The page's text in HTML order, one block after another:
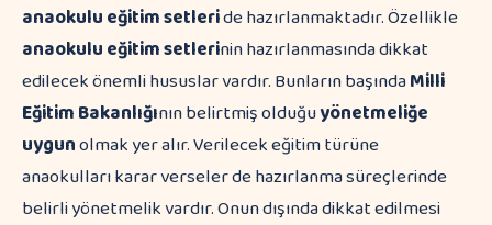
anaokulu eğitim setleride hazırlanmaktadır. Özellikle
anaokulu eğitim setlerinin hazırlanmasında dikkat
edilecek önemli hususlar vardır. Bunların başındaMilli
Eğitim Bakanlığının belirtmiş olduğuyönetmeliğe
uygunolmak yer alır. Verilecek eğitim türüne
anaokulları karar verseler de hazırlanma süreçlerinde
belirli yönetmelik vardır. Onun dışında dikkat edilmesi